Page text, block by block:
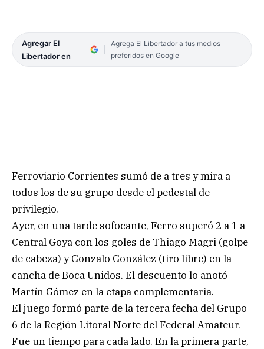
Agregar El
Libertador en
Agrega El Libertador a tus medios
preferidos en Google
Ferroviario Corrientes sumó de a tres y mira a
todos los de su grupo desde el pedestal de
privilegio.
Ayer, en una tarde sofocante, Ferro superó 2 a 1 a
Central Goya con los goles de Thiago Magri (golpe
de cabeza) y Gonzalo González (tiro libre) en la
cancha de Boca Unidos. El descuento lo anotó
Martín Gómez en la etapa complementaria.
El juego formó parte de la tercera fecha del Grupo
6 de la Región Litoral Norte del Federal Amateur.
Fue un tiempo para cada lado. En la primera parte,